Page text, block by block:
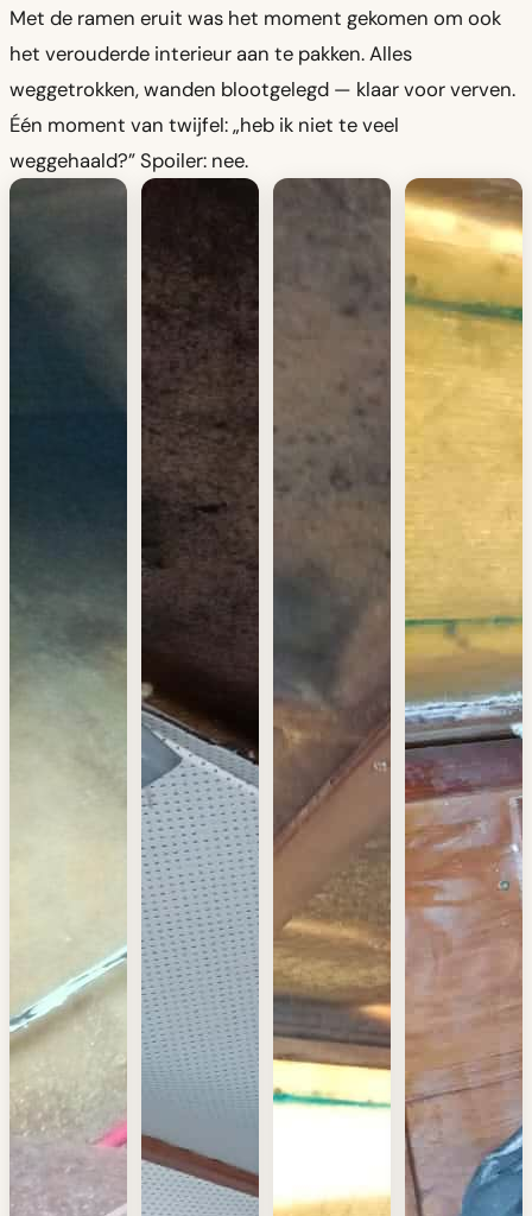
Met de ramen eruit was het moment gekomen om ook
het verouderde interieur aan te pakken. Alles
weggetrokken, wanden blootgelegd — klaar voor verven.
Één moment van twijfel: „heb ik niet te veel
weggehaald?” Spoiler: nee.